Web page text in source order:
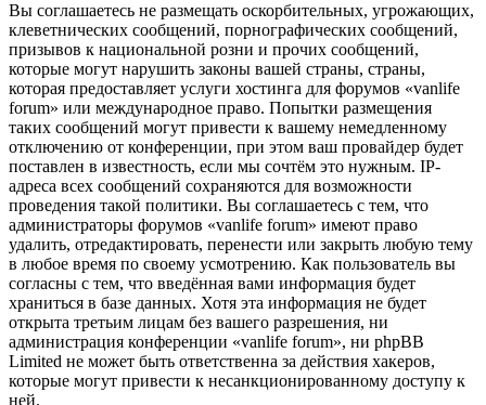
Вы соглашаетесь не размещать оскорбительных, угрожающих,
клеветнических сообщений, порнографических сообщений,
призывов к национальной розни и прочих сообщений,
которые могут нарушить законы вашей страны, страны,
которая предоставляет услуги хостинга для форумов «vanlife
forum» или международное право. Попытки размещения
таких сообщений могут привести к вашему немедленному
отключению от конференции, при этом ваш провайдер будет
поставлен в известность, если мы сочтём это нужным. IP-
адреса всех сообщений сохраняются для возможности
проведения такой политики. Вы соглашаетесь с тем, что
администраторы форумов «vanlife forum» имеют право
удалить, отредактировать, перенести или закрыть любую тему
в любое время по своему усмотрению. Как пользователь вы
согласны с тем, что введённая вами информация будет
храниться в базе данных. Хотя эта информация не будет
открыта третьим лицам без вашего разрешения, ни
администрация конференции «vanlife forum», ни phpBB
Limited не может быть ответственна за действия хакеров,
которые могут привести к несанкционированному доступу к
ней.